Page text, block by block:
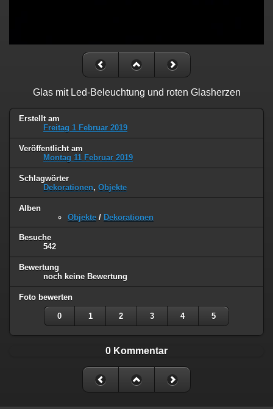
Glas mit Led-Beleuchtung und roten Glasherzen
Erstellt am
Freitag 1 Februar 2019
Veröffentlicht am
Montag 11 Februar 2019
Schlagwörter
Dekorationen, Objekte
Alben
Objekte / Dekorationen
Besuche
542
Bewertung
noch keine Bewertung
Foto bewerten
0 1 2 3 4 5
0 Kommentar